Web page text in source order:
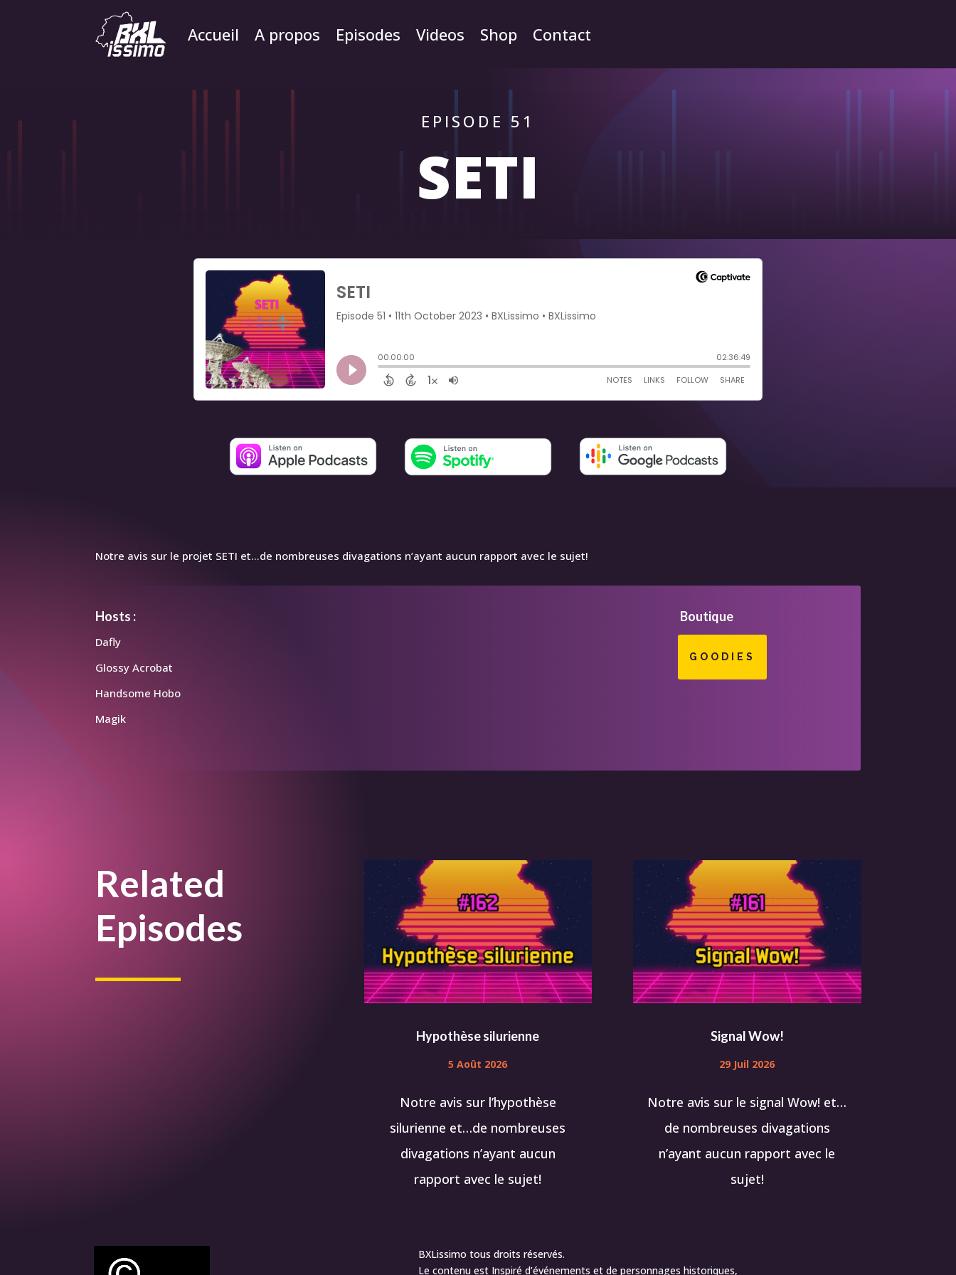
Accueil A propos Episodes Videos Shop Contact
EPISODE 51
SETI
Notre avis sur le projet SETI et…de nombreuses divagations n’ayant aucun rapport avec le sujet!
Hosts :
Dafly
Glossy Acrobat
Handsome Hobo
Magik
Boutique
GOODIES
Related
Episodes
Hypothèse silurienne
5 Août 2026
Notre avis sur l’hypothèse
silurienne et…de nombreuses
divagations n’ayant aucun
rapport avec le sujet!
Signal Wow!
29 Juil 2026
Notre avis sur le signal Wow! et…
de nombreuses divagations
n’ayant aucun rapport avec le
sujet!
BXLissimo tous droits réservés.
Le contenu est Inspiré d’événements et de personnages historiques,